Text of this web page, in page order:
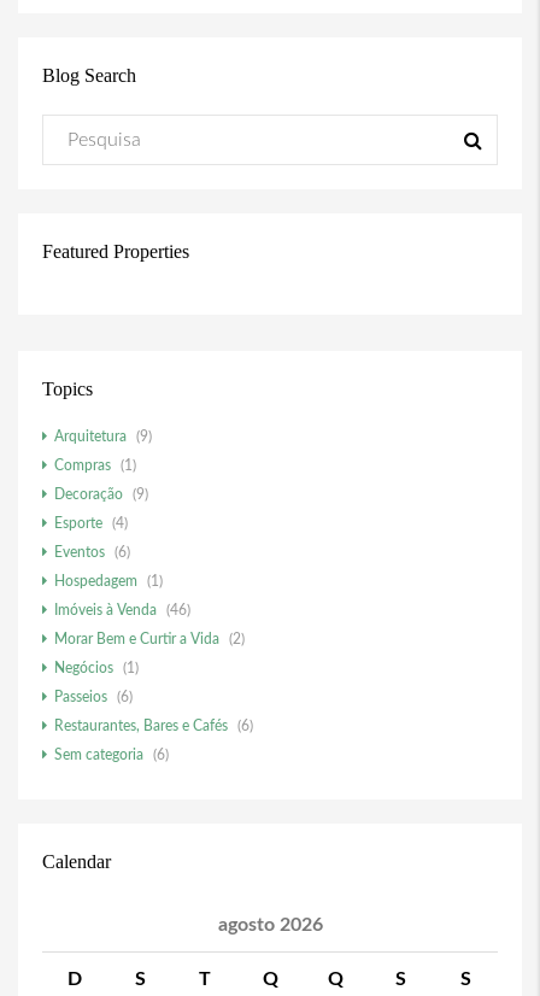
Blog Search
Featured Properties
Topics
Arquitetura
(9)
Compras
(1)
Decoração
(9)
Esporte
(4)
Eventos
(6)
Hospedagem
(1)
Imóveis à Venda
(46)
Morar Bem e Curtir a Vida
(2)
Negócios
(1)
Passeios
(6)
Restaurantes, Bares e Cafés
(6)
Sem categoria
(6)
Calendar
agosto 2026
D S T Q Q S S